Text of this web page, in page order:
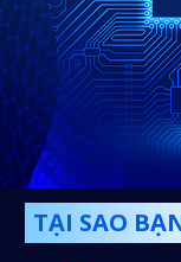
TẠI SAO